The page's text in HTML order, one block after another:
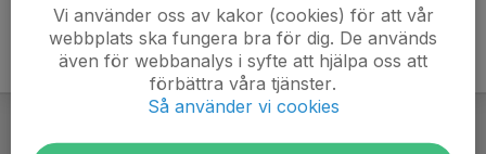
Vi använder oss av kakor (cookies) för att vår
webbplats ska fungera bra för dig. De används
även för webbanalys i syfte att hjälpa oss att
förbättra våra tjänster.
Så använder vi cookies